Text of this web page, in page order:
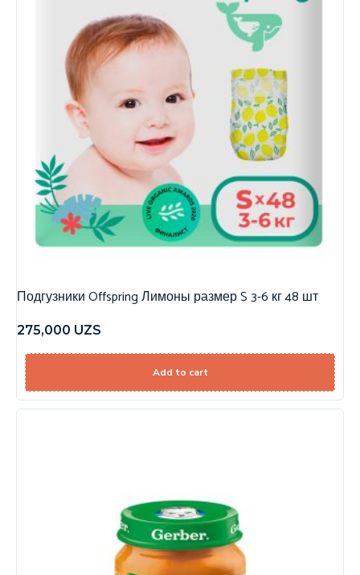
Подгузники Offspring Лимоны размер S 3-6 кг 48 шт
275,000 UZS
Add to cart